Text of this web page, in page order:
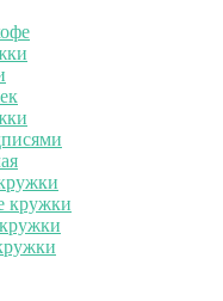
кружки